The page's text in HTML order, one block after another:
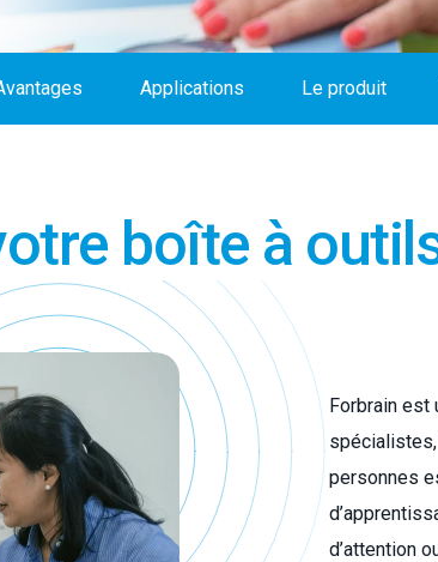
Applications Le produit
boîte à
Forbrain est
personnes
d’attention